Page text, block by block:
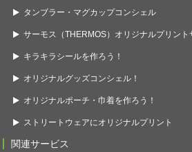
タンブラー・マグカップコンシェル
サーモス（THERMOS）オリジナルプリント
キラキラシールを作ろう！
オリジナルグッズコンシェル！
オリジナルポーチ・巾着を作ろう！
ストリートウェアにオリジナルプリント
関連サービス